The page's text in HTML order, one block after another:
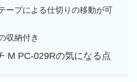
ープによる仕切りの移動が可
収納付き
M PC-029Rの気になる点